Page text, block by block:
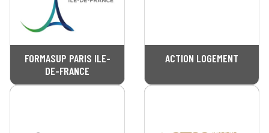
FORMASUP PARIS ILE-
DE-FRANCE
ACTION LOGEMENT